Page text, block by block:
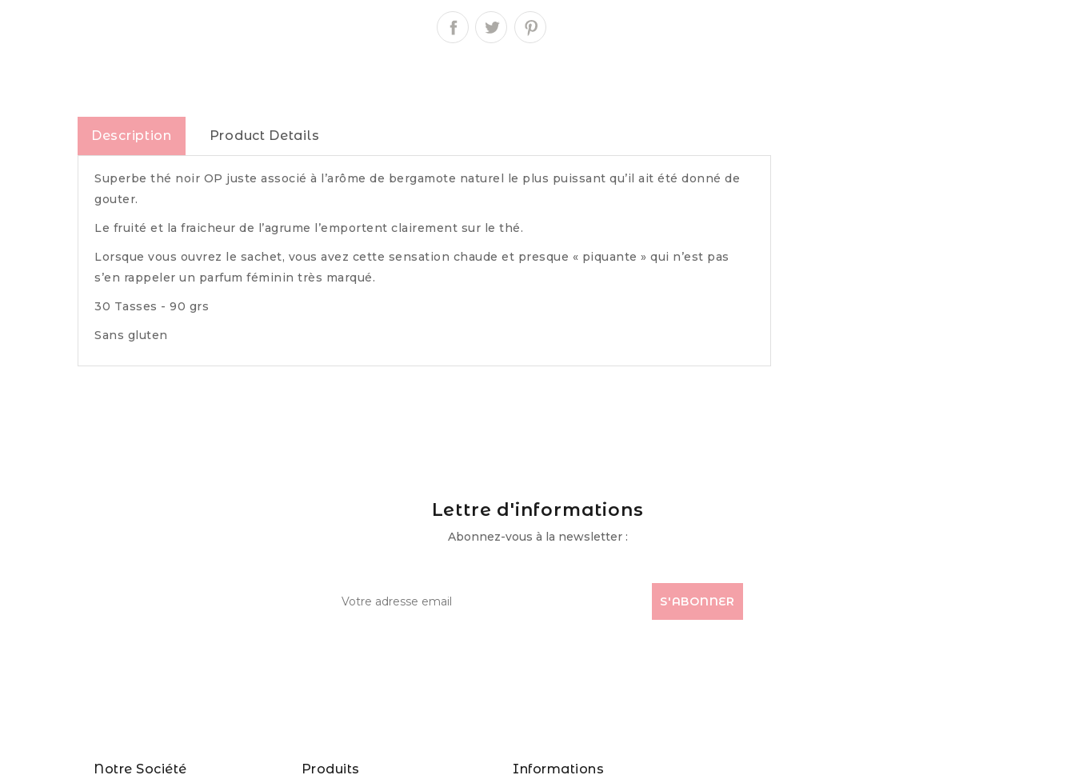
Description Product Details
Superbe thé noir OP juste associé à l’arôme de bergamote naturel le plus puissant qu’il ait été donné de
gouter.
Le fruité et la fraicheur de l’agrume l’emportent clairement sur le thé.
Lorsque vous ouvrez le sachet, vous avez cette sensation chaude et presque « piquante » qui n’est pas
s’en rappeler un parfum féminin très marqué.
30 Tasses - 90 grs
Sans gluten
Lettre d'informations
Abonnez-vous à la newsletter :
Notre Société Produits Informations